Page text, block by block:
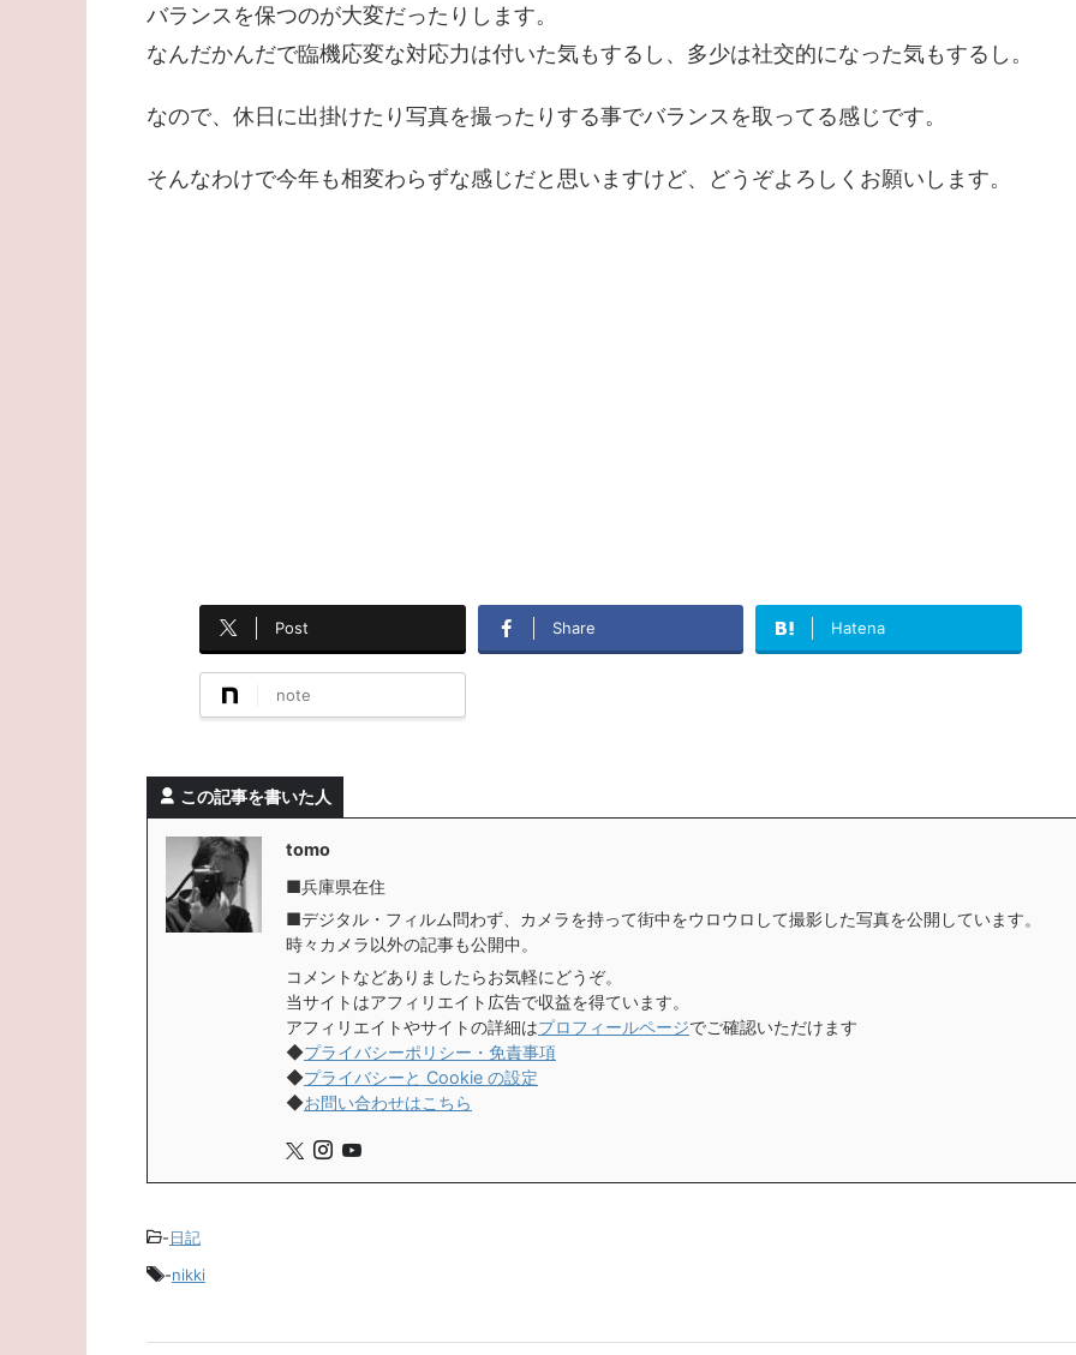
バランスを保つのが大変だったりします。
なんだかんだで臨機応変な対応力は付いた気もするし、多少は社交的になった気もするし。
なので、休日に出掛けたり写真を撮ったりする事でバランスを取ってる感じです。
そんなわけで今年も相変わらずな感じだと思いますけど、どうぞよろしくお願いします。
Post Share Hatena
note
この記事を書いた人
tomo
■兵庫県在住
■デジタル・フィルム問わず、カメラを持って街中をウロウロして撮影した写真を公開しています。
時々カメラ以外の記事も公開中。
コメントなどありましたらお気軽にどうぞ。
当サイトはアフィリエイト広告で収益を得ています。
アフィリエイトやサイトの詳細はプロフィールページでご確認いただけます
◆プライバシーポリシー・免責事項
◆プライバシーと Cookie の設定
◆お問い合わせはこちら
-日記
-nikki